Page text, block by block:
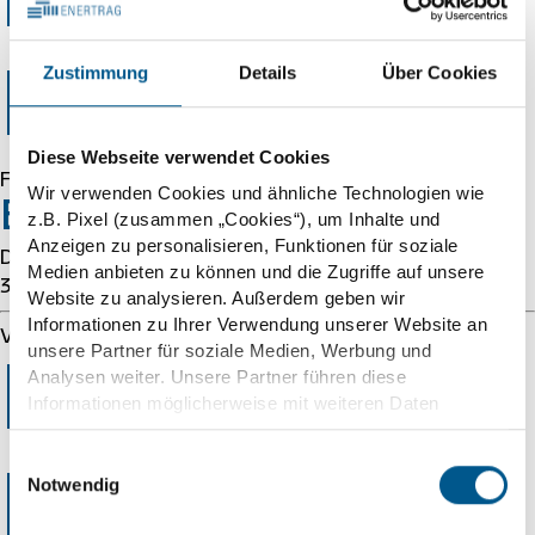
Zustimmung Details Über Cookies
Diese Webseite verwendet Cookies
Wir verwenden Cookies und ähnliche Technologien wie
z.B. Pixel (zusammen „Cookies“), um Inhalte und
Anzeigen zu personalisieren, Funktionen für soziale
Medien anbieten zu können und die Zugriffe auf unsere
Website zu analysieren. Außerdem geben wir
Informationen zu Ihrer Verwendung unserer Website an
unsere Partner für soziale Medien, Werbung und
Analysen weiter. Unsere Partner führen diese
Informationen möglicherweise mit weiteren Daten
zusammen, die Sie ihnen bereitgestellt haben oder die
haben. Wir berücksichtigen hierbei Ihre Präferenzen und
Notwendig
Forbidden
Forbidden
Error 54113
Details: cache-cmh1290070-CMH 1786256767
3837671343
Varnish cache server
Error 403
Forbidden